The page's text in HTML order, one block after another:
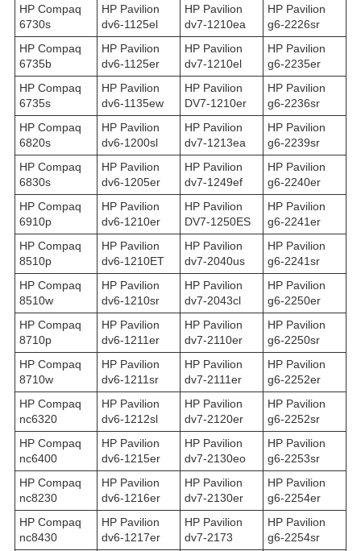
HP Compaq
6730s
HP Pavilion
dv6-1125el
HP Pavilion
dv7-1210ea
HP Pavilion
g6-2226sr
HP Compaq
6735b
HP Pavilion
dv6-1125er
HP Pavilion
dv7-1210el
HP Pavilion
g6-2235er
HP Compaq
6735s
HP Pavilion
dv6-1135ew
HP Pavilion
DV7-1210er
HP Pavilion
g6-2236sr
HP Compaq
6820s
HP Pavilion
dv6-1200sl
HP Pavilion
dv7-1213ea
HP Pavilion
g6-2239sr
HP Compaq
6830s
HP Pavilion
dv6-1205er
HP Pavilion
dv7-1249ef
HP Pavilion
g6-2240er
HP Compaq
6910p
HP Pavilion
dv6-1210er
HP Pavilion
DV7-1250ES
HP Pavilion
g6-2241er
HP Compaq
8510p
HP Pavilion
dv6-1210ET
HP Pavilion
dv7-2040us
HP Pavilion
g6-2241sr
HP Compaq
8510w
HP Pavilion
dv6-1210sr
HP Pavilion
dv7-2043cl
HP Pavilion
g6-2250er
HP Compaq
8710p
HP Pavilion
dv6-1211er
HP Pavilion
dv7-2110er
HP Pavilion
g6-2250sr
HP Compaq
8710w
HP Pavilion
dv6-1211sr
HP Pavilion
dv7-2111er
HP Pavilion
g6-2252er
HP Compaq
nc6320
HP Pavilion
dv6-1212sl
HP Pavilion
dv7-2120er
HP Pavilion
g6-2252sr
HP Compaq
nc6400
HP Pavilion
dv6-1215er
HP Pavilion
dv7-2130eo
HP Pavilion
g6-2253sr
HP Compaq
nc8230
HP Pavilion
dv6-1216er
HP Pavilion
dv7-2130er
HP Pavilion
g6-2254er
HP Compaq
nc8430
HP Pavilion
dv6-1217er
HP Pavilion
dv7-2173
HP Pavilion
g6-2254sr